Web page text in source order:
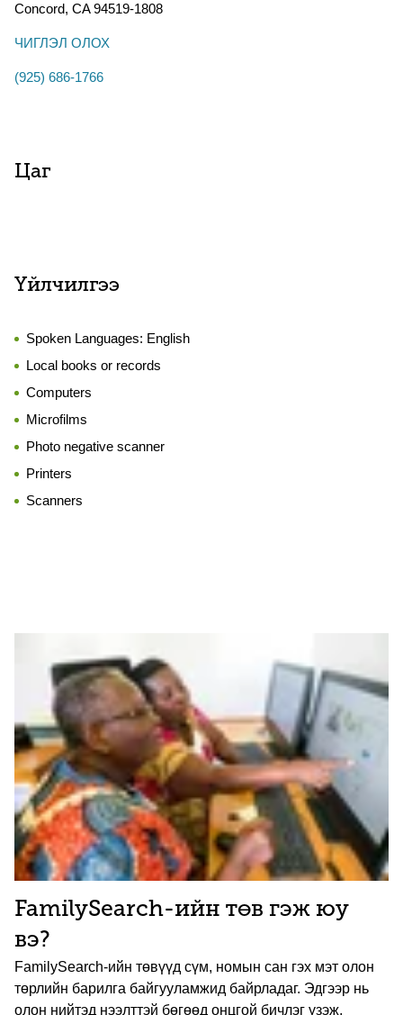
Concord, CA94519-1808
ЧИГЛЭЛ ОЛОХ
(925) 686-1766
Цаг
Үйлчилгээ
Spoken Languages: English
Local books or records
Computers
Microfilms
Photo negative scanner
Printers
Scanners
FamilySearch-ийн төв гэж юу
вэ?
FamilySearch-ийн төвүүд сүм, номын сан гэх мэт олон
төрлийн барилга байгууламжид байрладаг. Эдгээр нь
олон нийтэд нээлттэй бөгөөд онцгой бичлэг үзэж,